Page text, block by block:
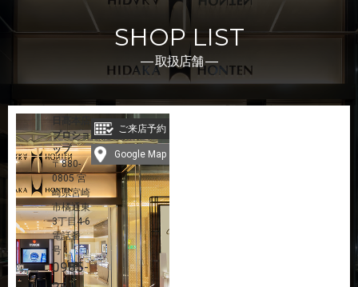
SHOP LIST
― 取扱店舗 ―
日髙本店
プロショ
ップ
〒880-
0805 宮
崎県宮崎
市橘通東
3丁目4-6
電話番
号：
0985-
ご来店予約
Google Map